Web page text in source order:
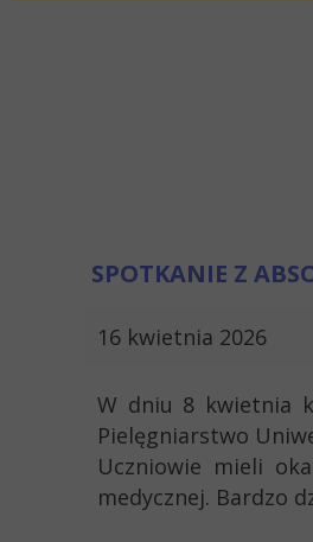
16 kwietnia 2026
SPOTKANIE Z
W dniu 8 kwietnia
Pielęgniarstwo
Uczniowie mieli
medycznej. Bardzo